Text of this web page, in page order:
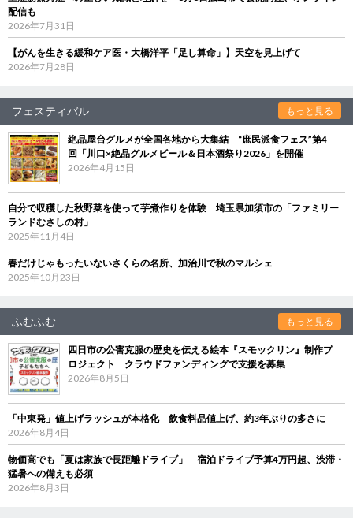
配信も
2026年7月31日
【がんを生きる緩和ケア医・大橋洋平「足し算命」】天空を見上げて
2026年7月28日
フェスティバル もっと見る
絶品屋台グルメが全国各地から大集結 “庶民派食フェス”第4
回「川口×絶品グルメビール＆日本酒祭り2026」を開催
2026年4月15日
自分で収穫した秋野菜を使って芋煮作りを体験 埼玉県加須市の「ファミリー
ランドむさしの村」
2025年11月4日
春だけじゃもったいないさくらの名所、加治川で秋のマルシェ
2025年10月23日
ふむふむ もっと見る
四日市の公害克服の歴史を伝える絵本『スモックリン』制作プ
ロジェクト クラウドファンディングで支援を募集
2026年8月5日
「中東発」値上げラッシュが本格化 飲食料品値上げ、約3年ぶりの多さに
2026年8月4日
物価高でも「夏は家族で長距離ドライブ」 宿泊ドライブ予算4万円超、渋滞・
猛暑への備えも必須
2026年8月3日